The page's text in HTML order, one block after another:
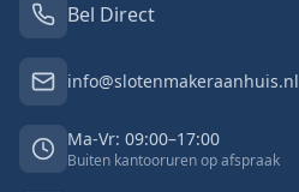
Bel Direct
info@slotenmakeraanhuis.nl
Ma-Vr: 09:00–17:00
Buiten kantooruren op afspraak